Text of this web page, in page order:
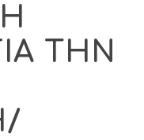
ΤΗΝ